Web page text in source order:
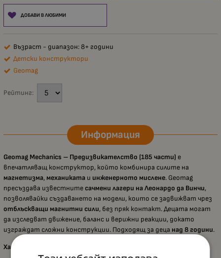
ДОБАВИ В ЛЮБИМИ
Възраст - диапазон: 8+ години
Детски конструктори
Geomag
Рейтинг:
Информация
Geomag Mechanics – Предизвикателство (185 части) е
впечатляващ конструктор, който комбинира силите на
магнетизма,механиката и инженерното мислене. Geomag
пресъздава известнитесачмени лагери на Леонардо да Винчи,
позволявайки създаването на модели, които се задвижват чрез
отблъскващи магнитни сили, без пряк контакт. Децата могат
да изследват движение, баланс и верижни реакции, докато
изграждат сложни конструкции. Подходящ за деца над 8 години.
Характеристики: